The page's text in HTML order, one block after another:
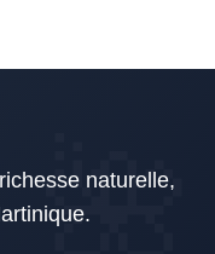
naturelle,